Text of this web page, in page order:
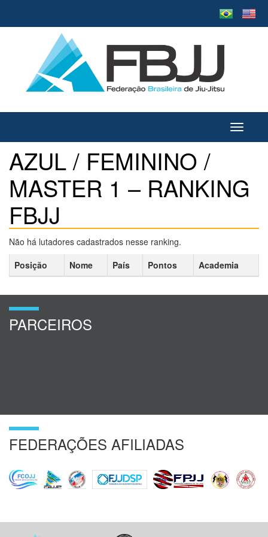
Toggle
AZUL / FEMININO /
MASTER 1 – RANKING
FBJJ
Não há lutadores cadastrados nesse ranking.
Posição
Nome País Pontos Academia
PARCEIROS
FEDERAÇÕES AFILIADAS